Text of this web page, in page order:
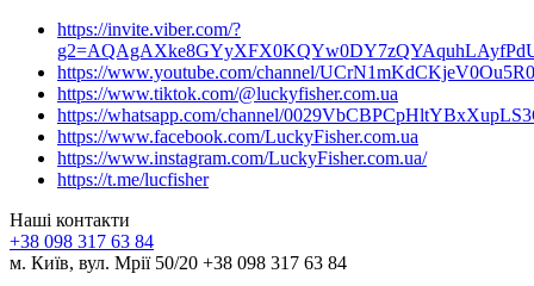
https://invite.viber.com/?
https://www.youtube.com/channel/
https://www.tiktok.com/@luckyfisher.com.ua
https://whatsapp.com/channel/
https://www.facebook.com/LuckyFisher.com.ua
https://www.instagram.com/LuckyFisher.com.ua/
https://t.me/lucfisher
Наші контакти
+38 098 317 63 84
м. Київ, вул. Мрії 50/20 +38 098 317 63 84